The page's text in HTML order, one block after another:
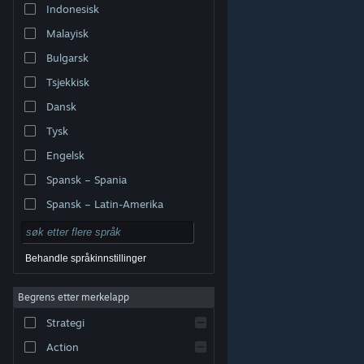
© Valve Corporation. Alle rettigheter reservert. Alle
Retningslinjer for personvern
Tilgjengelighet
|Steams abonnementsavtale
Refusjoner
Indonesisk
Malayisk
Bulgarsk
Tsjekkisk
Dansk
Tysk
Engelsk
Spansk – Spania
Spansk – Latin-Amerika
Behandle språkinnstillinger
Begrens etter merkelapp
Strategi
Action